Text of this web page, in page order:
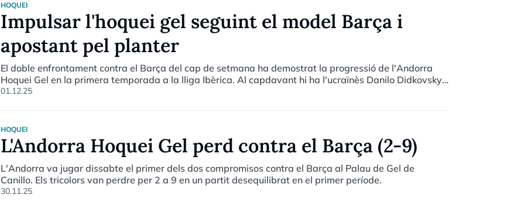
HOQUEI
Impulsar l'hoquei gel seguint el model Barça i
apostant pel planter
El doble enfrontament contra el Barça del cap de setmana ha demostrat la progressió de l'Andorra
Hoquei Gel en la primera temporada a la lliga Ibèrica. Al capdavant hi ha l'ucraïnès Danilo Didkovsky,
que ha passat per 'La Companyia' i ha parlat d'un projecte a llarg termini.
01.12.25
HOQUEI
L'Andorra Hoquei Gel perd contra el Barça (2-9)
L'Andorra va jugar dissabte el primer dels dos compromisos contra el Barça al Palau de Gel de
Canillo. Els tricolors van perdre per 2 a 9 en un partit desequilibrat en el primer període.
30.11.25